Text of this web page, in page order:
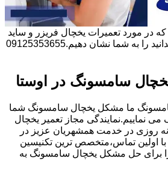
که در مورد تعمیرات یخچال فریزر و ساید
بای ساید سامسونگ باید بدانید را به شما نشان دهیم.09125353655
سامسونگ در اوستا
ما مشکل یخچال سامسونگ شما
نماییم.نمایندگی مجاز تعمیر یخچال
روزی در خدمت همشهریان عزیز در
با اولین تماس،متخصص ترین تکنیسین
برای حل مشکل یخچال سامسونگ به